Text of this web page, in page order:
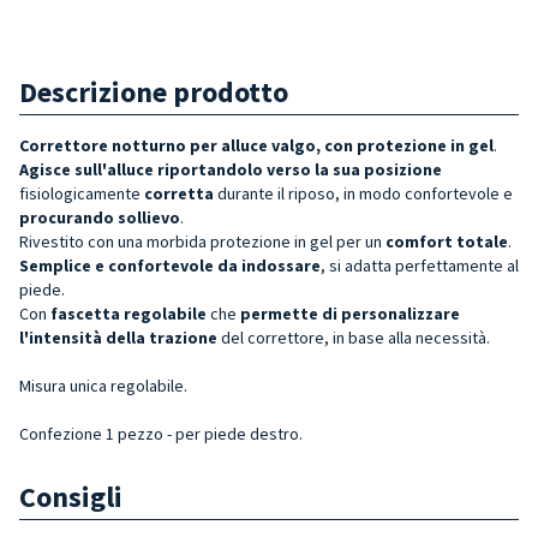
Descrizione prodotto
Correttore notturno per alluce valgo, con protezione in gel.
Agisce sull'alluce riportandolo verso la sua posizione
fisiologicamente corretta durante il riposo, in modo confortevole e
procurando sollievo.
Rivestito con una morbida protezione in gel per un comfort totale.
Semplice e confortevole da indossare, si adatta perfettamente al
piede.
Con fascetta regolabile che permette di personalizzare
l'intensità della trazione del correttore, in base alla necessità.
Misura unica regolabile.
Confezione 1 pezzo - per piede destro.
Consigli